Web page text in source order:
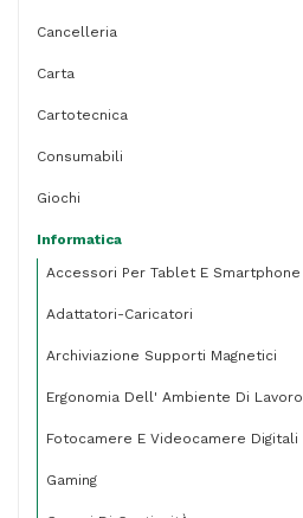
Cancelleria
Carta
Cartotecnica
Consumabili
Giochi
Informatica
Accessori Per Tablet E Smartphone
Adattatori-Caricatori
Archiviazione Supporti Magnetici
Ergonomia Dell' Ambiente Di Lavoro
Fotocamere E Videocamere Digitali
Gaming